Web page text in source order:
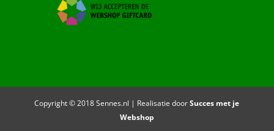
Copyright © 2018 Sennes.nl | Realisatie doorSucces met je
Webshop